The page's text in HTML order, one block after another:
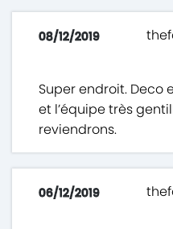
08/12/2019
Super endroit. Deco
et l’équipe très
reviendrons.
06/12/2019